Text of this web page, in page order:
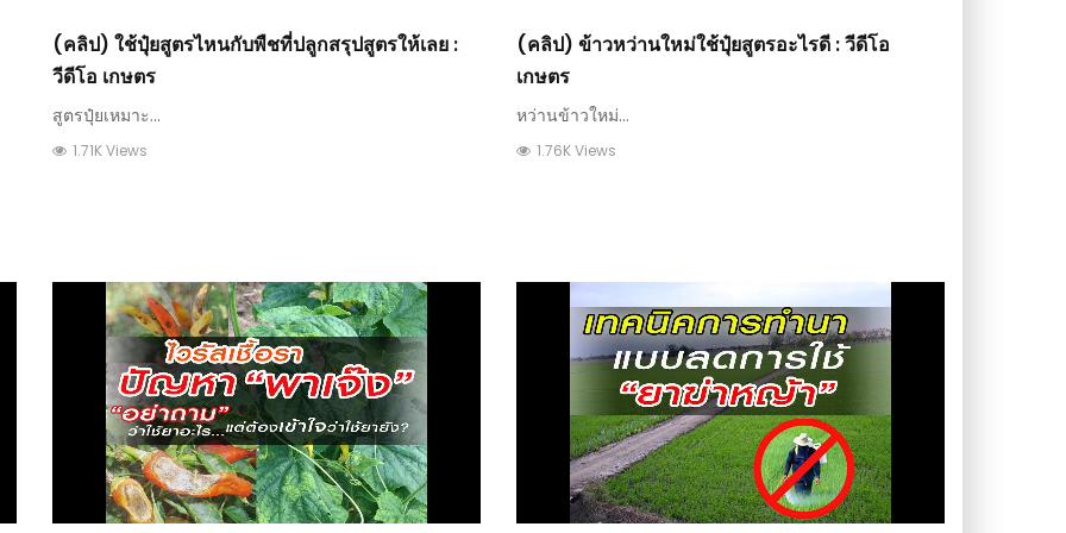
(คลิป) ใช้ปุ๋ยสูตรไหนกับพืชที่ปลูกสรุปสูตรให้เลย :
วีดีโอ เกษตร
สูตรปุ๋ยเหมาะ...
1.71K Views
(คลิป) ข้าวหว่านใหม่ใช้ปุ๋ยสูตรอะไรดี : วีดีโอ
เกษตร
หว่านข้าวใหม่...
1.76K Views